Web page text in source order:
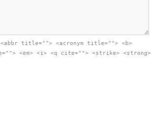
title=""> <acronym title=""> <b>
<em> <i> <q cite=""> <strike> <strong>